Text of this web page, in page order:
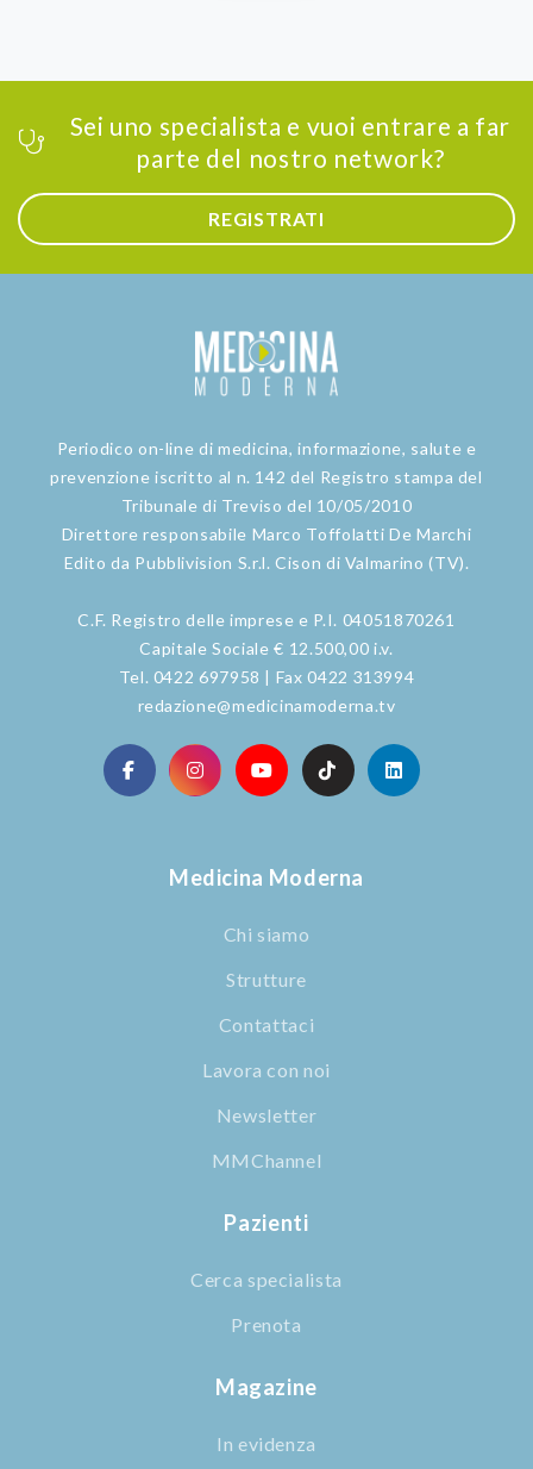
Sei uno specialista e vuoi entrare a far
parte del nostro network?
REGISTRATI
Periodico on-line di medicina, informazione, salute e
prevenzione iscritto al n. 142 del Registro stampa del
Tribunale di Treviso del 10/05/2010
Direttore responsabile Marco Toffolatti De Marchi
Edito da Pubblivision S.r.l. Cison di Valmarino (TV).
C.F. Registro delle imprese e P.I. 04051870261
Capitale Sociale € 12.500,00 i.v.
Tel. 0422 697958 | Fax 0422 313994
redazione@medicinamoderna.tv
Medicina Moderna
Chi siamo
Strutture
Contattaci
Lavora con noi
Newsletter
MMChannel
Pazienti
Cerca specialista
Prenota
Magazine
In evidenza